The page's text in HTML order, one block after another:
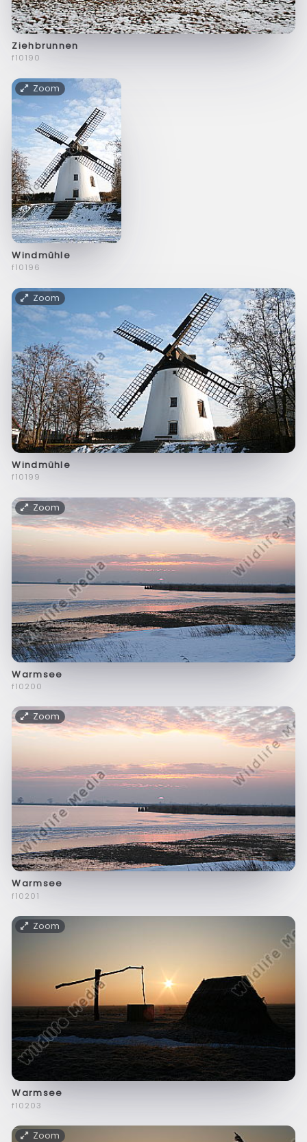
Ziehbrunnen
f10190
Zoom
Windmühle
f10196
Zoom
Windmühle
f10199
Zoom
Warmsee
f10200
Zoom
Warmsee
f10201
Zoom
Warmsee
f10203
Zoom